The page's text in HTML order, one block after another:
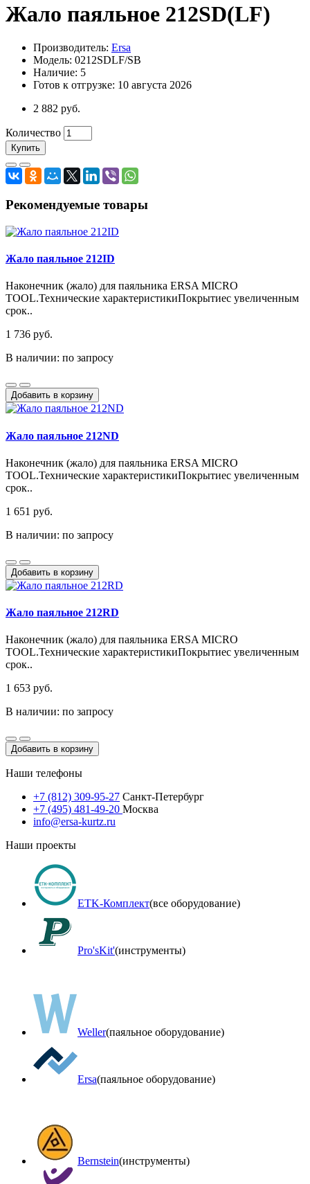
Жало паяльное 212SD(LF)
Производитель: Ersa
Модель: 0212SDLF/SB
Наличие: 5
Готов к отгрузке: 10 августа 2026
2 882 руб.
Количество
Купить
Рекомендуемые товары
Жало паяльное 212ID
Наконечник (жало) для паяльника ERSA MICRO
TOOL.Технические характеристикиПокрытиес увеличенным
срок..
1 736 руб.
В наличии: по запросу
Добавить в корзину
Жало паяльное 212ND
Наконечник (жало) для паяльника ERSA MICRO
TOOL.Технические характеристикиПокрытиес увеличенным
срок..
1 651 руб.
В наличии: по запросу
Добавить в корзину
Жало паяльное 212RD
Наконечник (жало) для паяльника ERSA MICRO
TOOL.Технические характеристикиПокрытиес увеличенным
срок..
1 653 руб.
В наличии: по запросу
Добавить в корзину
Наши телефоны
+7 (812) 309-95-27 Санкт-Петербург
+7 (495) 481-49-20 Москва
info@ersa-kurtz.ru
Наши проекты
ETK-Комплект(все оборудование)
Pro'sKit'(инструменты)
Weller(паяльное оборудование)
Ersa(паяльное оборудование)
Bernstein(инструменты)